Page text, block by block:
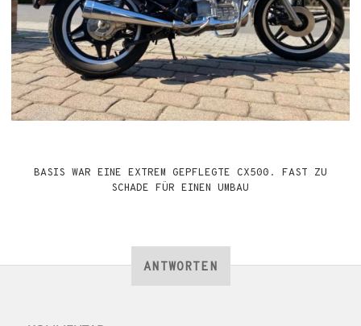
BASIS WAR EINE EXTREM GEPFLEGTE CX500. FAST ZU
SCHADE FÜR EINEN UMBAU
ANTWORTEN